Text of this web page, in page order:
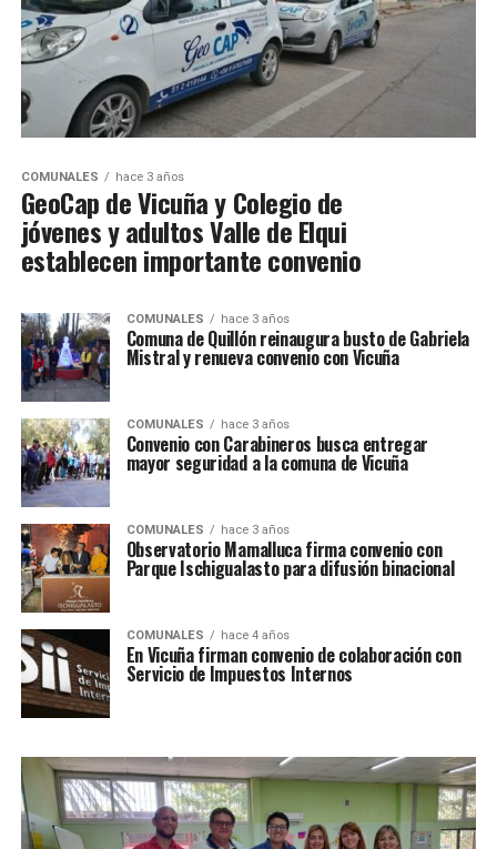
COMUNALES hace 3 años
GeoCap de Vicuña y Colegio de
jóvenes y adultos Valle de Elqui
establecen importante convenio
COMUNALES hace 3 años
Comuna de Quillón reinaugura busto de Gabriela
Mistral y renueva convenio con Vicuña
COMUNALES hace 3 años
Convenio con Carabineros busca entregar
mayor seguridad a la comuna de Vicuña
COMUNALES hace 3 años
Observatorio Mamalluca firma convenio con
Parque Ischigualasto para difusión binacional
COMUNALES hace 4 años
En Vicuña firman convenio de colaboración con
Servicio de Impuestos Internos